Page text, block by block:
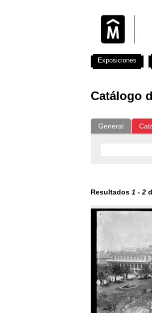
Catálogo
General
Resultados 1 - 2
Exposiciones